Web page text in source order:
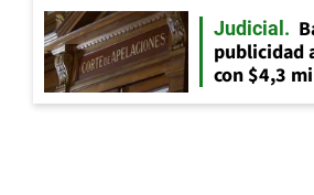
Judicial
publicidad
con $4,3